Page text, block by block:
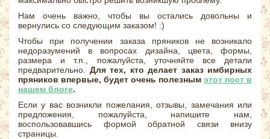
Нам очень важно, чтобы вы остались довольны и
вернулись со следующим заказом! :)
Чтобы при получении заказа пряников не возникало
недоразумений в вопросах дизайна, цвета, формы,
размера и т.п., пожалуйста, уточняйте все детали
предварительно. Для тех, кто делает заказ имбирных
пряников впервые, будет очень полезным этот пост в
нашем блоге.
Если у вас возникли пожелания, отзывы, замечания или
предложения, пожалуйста, напишите нам,
воспользовавшись формой обратной связи внизу
страницы.